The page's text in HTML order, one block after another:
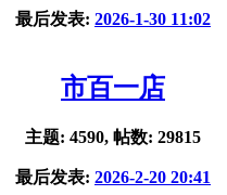
最后发表: 2026-1-30 11:02
市百一店
主题: 4590, 帖数: 29815
最后发表: 2026-2-20 20:41